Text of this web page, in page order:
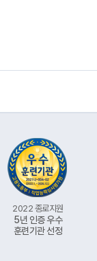
2022 종로지원
5년 인증 우수
훈련기관 선정